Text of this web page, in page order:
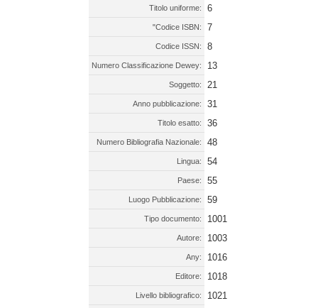
Titolo uniforme: 6
"Codice ISBN: 7
Codice ISSN: 8
Numero Classificazione Dewey: 13
Soggetto: 21
Anno pubblicazione: 31
Titolo esatto: 36
Numero Bibliografia Nazionale: 48
Lingua: 54
Paese: 55
Luogo Pubblicazione: 59
Tipo documento: 1001
Autore: 1003
Any: 1016
Editore: 1018
Livello bibliografico: 1021